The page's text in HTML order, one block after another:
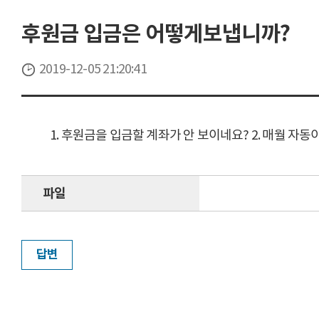
후원금 입금은 어떻게보냅니까?
2019-12-05 21:20:41
1. 후원금을 입금할 계좌가 안 보이네요? 2. 매월 자
파일
답변